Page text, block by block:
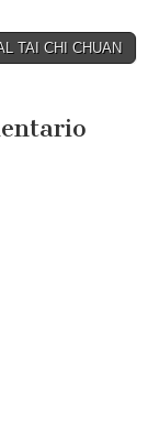
TAI CHI CHUAN